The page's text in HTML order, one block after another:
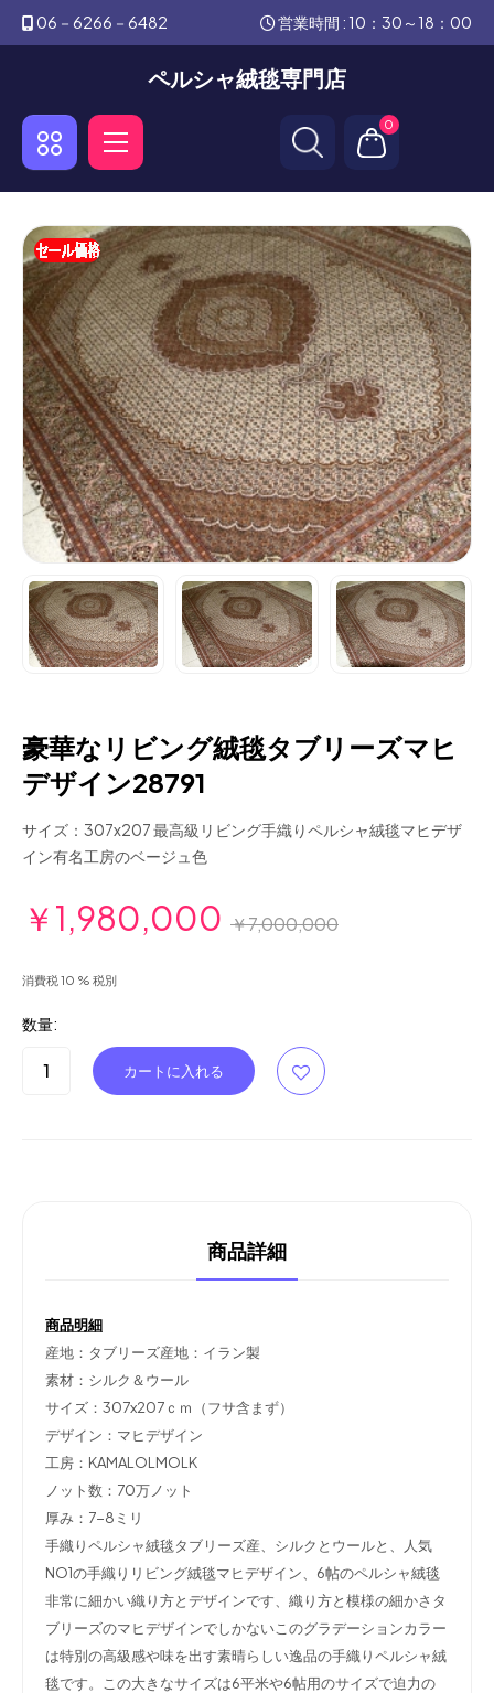
06－6266－6482 営業時間 : 10：30～18：00
ペルシャ絨毯専門店
0
豪華なリビング絨毯タブリーズマヒ
デザイン28791
サイズ：307x207 最高級リビング手織りペルシャ絨毯マヒデザ
イン有名工房のベージュ色
￥1,980,000 ￥7,000,000
消費税 10 % 税別
数量:
商品詳細
商品明細
産地：タブリーズ産地：イラン製
素材：シルク＆ウール
サイズ：307x207ｃｍ（フサ含まず）
デザイン：マヒデザイン
工房：KAMALOLMOLK
ノット数：70万ノット
厚み：7-8ミリ
手織りペルシャ絨毯タブリーズ産、シルクとウールと、人気
NO1の手織りリビング絨毯マヒデザイン 、6帖のペルシャ絨毯
非常に細かい織り方とデザインです、織り方と模様の細かさタ
ブリーズのマヒデザインでしかないこのグラデーションカラー
は特別の高級感や味を出す素晴らしい逸品の手織りペルシャ絨
毯です。この大きなサイズは6平米や6帖用のサイズで迫力の